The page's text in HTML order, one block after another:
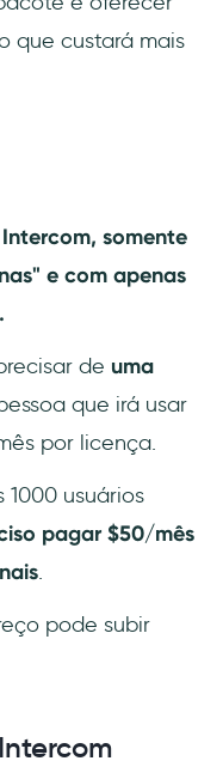
que custará mais
somente
e com apenas
de uma
que irá usar
por licença.
1000 usuários
pagar $50/mês
.
pode subir